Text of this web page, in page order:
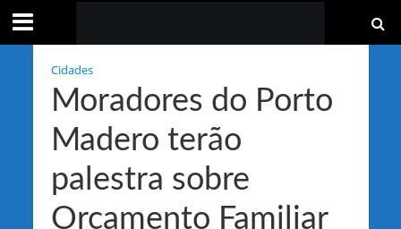
Cidades
Moradores do Porto
Madero terão
palestra sobre
Orçamento Familiar